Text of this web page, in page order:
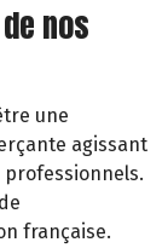
nos
une
agissant
française.